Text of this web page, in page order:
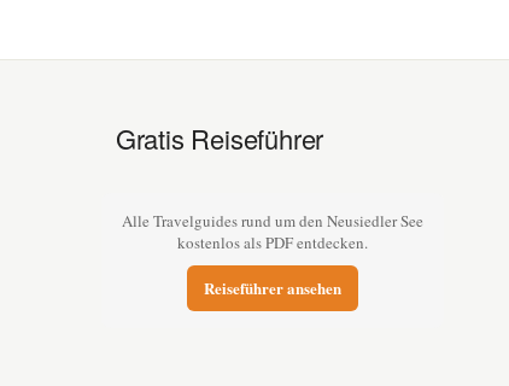
Gratis Reiseführer
Alle Travelguides rund um den Neusiedler See
kostenlos als PDF entdecken.
Reiseführer ansehen